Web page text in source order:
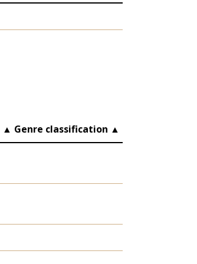
▲ Genre classification ▲